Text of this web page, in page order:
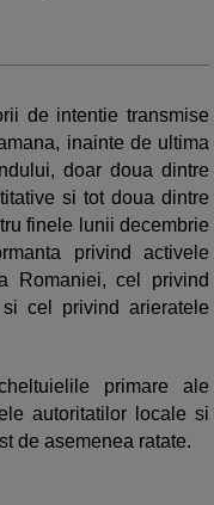
de intentie transmise
inainte de ultima
doar doua dintre
si tot doua dintre
finele lunii decembrie
privind activele
Romaniei, cel privind
cel privind arieratele
primare ale
autoritatilor locale si
de asemenea ratate.